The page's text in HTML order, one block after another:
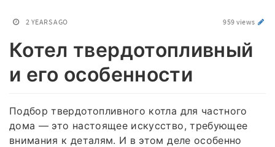
2 YEARS AGO 959 views
Котел твердотопливный
и его особенности
Подбор твердотопливного котла для частного
дома — это настоящее искусство, требующее
внимания к деталям. И в этом деле особенно